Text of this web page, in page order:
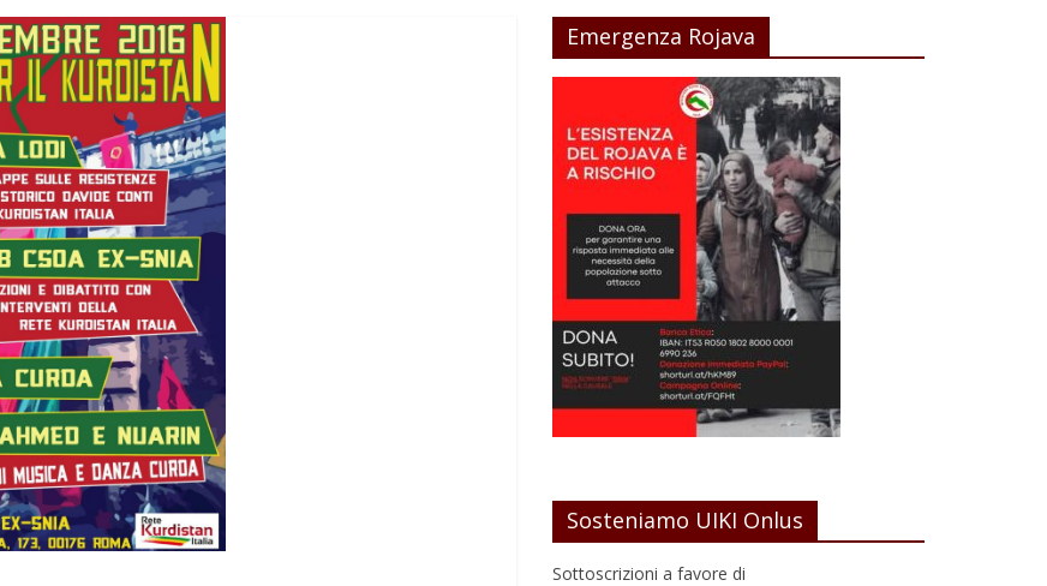
Emergenza Rojava
Sosteniamo UIKI Onlus
Sottoscrizioni a favore di